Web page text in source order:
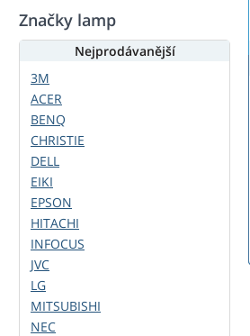
Značky lamp
Nejprodávanější
3M
ACER
BENQ
CHRISTIE
DELL
EIKI
EPSON
HITACHI
INFOCUS
JVC
LG
MITSUBISHI
NEC